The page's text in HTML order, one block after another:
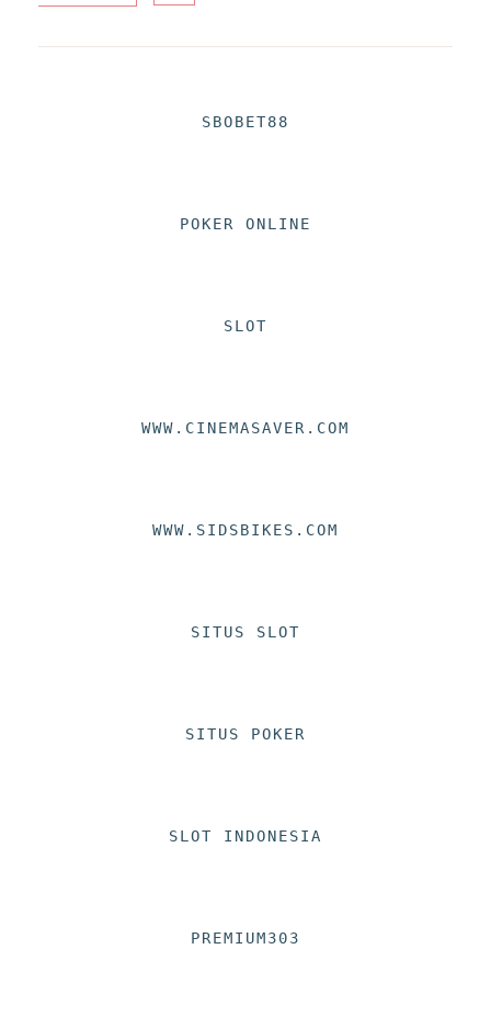
SBOBET88
POKER ONLINE
SLOT
WWW.CINEMASAVER.COM
WWW.SIDSBIKES.COM
SITUS SLOT
SITUS POKER
SLOT INDONESIA
PREMIUM303